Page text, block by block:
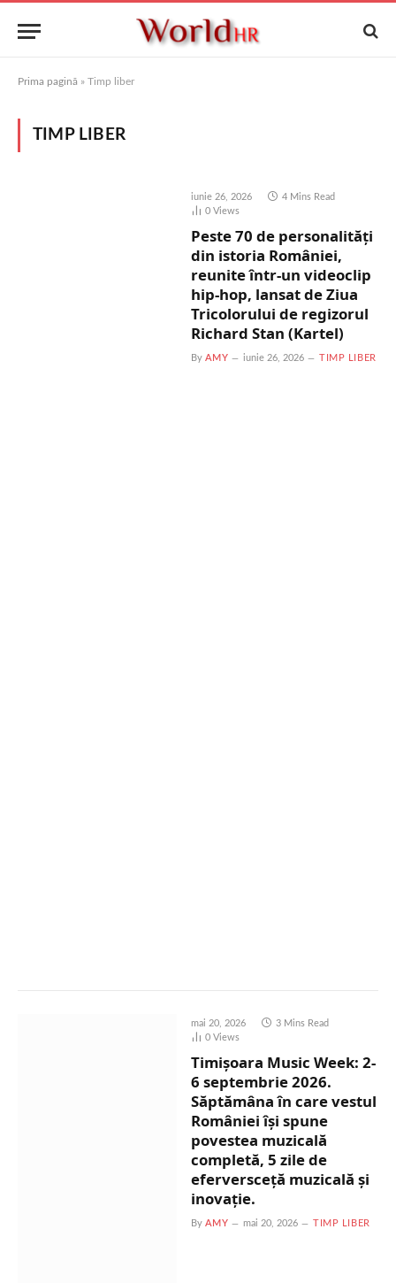
Prima pagină » Timp liber
TIMP LIBER
iunie 26, 2026
4 Mins Read
0 Views
Peste 70 de personalități
din istoria României,
reunite într-un videoclip
hip-hop, lansat de Ziua
Tricolorului de regizorul
Richard Stan (Kartel)
By AMY iunie 26, 2026 TIMP LIBER
mai 20, 2026
3 Mins Read
0 Views
Timișoara Music Week: 2-
6 septembrie 2026.
Săptămâna în care vestul
României își spune
povestea muzicală
completă, 5 zile de
eferversceță muzicală și
inovație.
By AMY mai 20, 2026 TIMP LIBER